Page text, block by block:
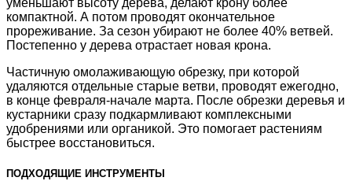
уменьшают высоту дерева, делают крону более
компактной. А потом проводят окончательное
прореживание. За сезон убирают не более 40% ветвей.
Постепенно у дерева отрастает новая крона.
Частичную омолаживающую обрезку, при которой
удаляются отдельные старые ветви, проводят ежегодно,
в конце февраля-начале марта. После обрезки деревья и
кустарники сразу подкармливают комплексными
удобрениями или органикой. Это помогает растениям
быстрее восстановиться.
ПОДХОДЯЩИЕ ИНСТРУМЕНТЫ